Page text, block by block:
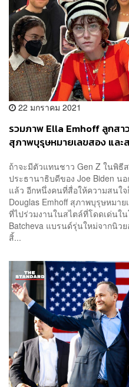
22 มกราคม 2021
รวมภาพ Ella Emhoff ลูกส
สุภาพบุรุษหมายเลขสอง แล
ถ้าจะมีตัวแทนชาว Gen Z ในพิธี
ประธานาธิบดีของ Joe Biden น
แล้ว อีกหนึ่งคนที่สื่อให้ความสนใจ
Douglas Emhoff สุภาพบุรุษหมา
ที่ไปร่วมงานในสไตล์ที่โดดเด่นใ
Batcheva แบรนด์รุ่นใหม่จากนิว
สิ้...